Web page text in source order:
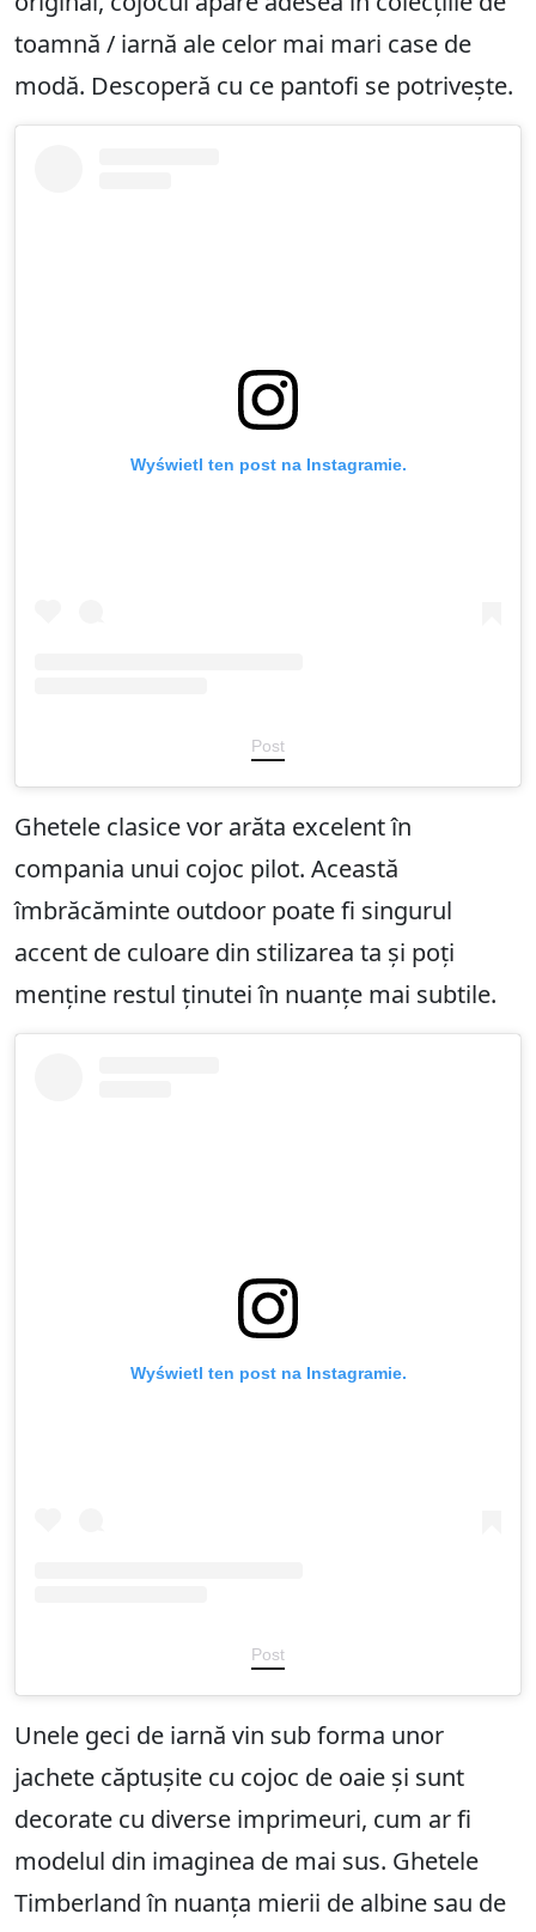
toamnă / iarnă ale celor mai mari case de
modă. Descoperă cu ce pantofi se potrivește.
Wyświetl ten post na Instagramie.
Post
Ghetele clasice vor arăta excelent în
compania unui cojoc pilot. Această
îmbrăcăminte outdoor poate fi singurul
accent de culoare din stilizarea ta și poți
menține restul ținutei în nuanțe mai subtile.
Wyświetl ten post na Instagramie.
Post
Unele geci de iarnă vin sub forma unor
jachete căptușite cu cojoc de oaie și sunt
decorate cu diverse imprimeuri, cum ar fi
modelul din imaginea de mai sus. Ghetele
Timberland în nuanța mierii de albine sau de